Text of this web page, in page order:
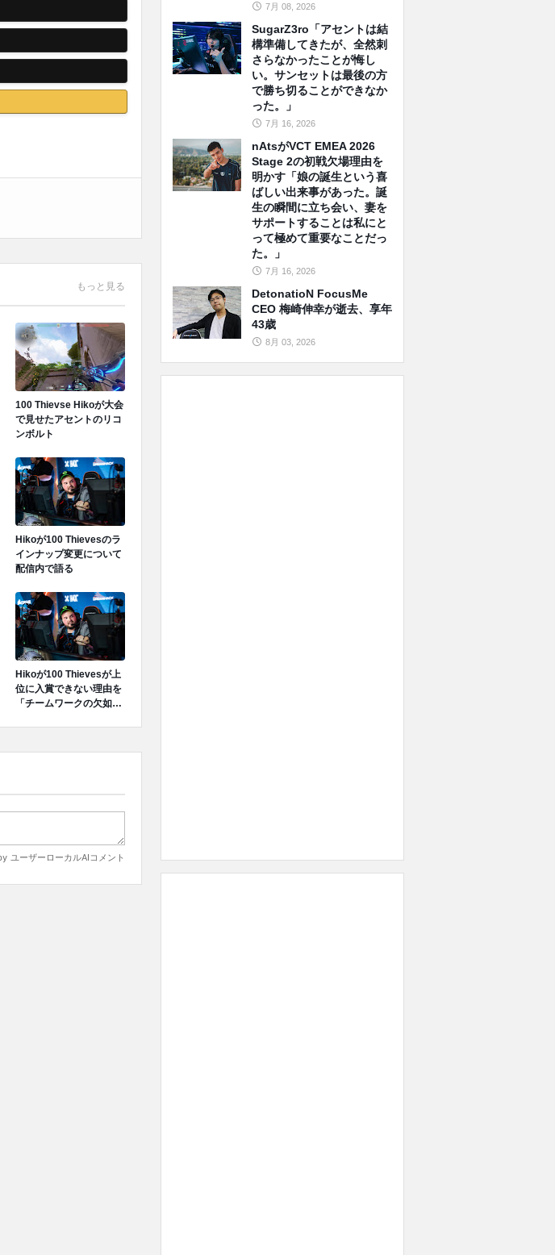
もっと見る
100 Thievse Hikoが大会
で見せたアセントのリコ
ンボルト
Hikoが100 Thievesのラ
インナップ変更について
配信内で語る
Hikoが100 Thievesが上
位に入賞できない理由を
「チームワークの欠如」
7月 08, 2026
SugarZ3ro「アセントは結
構準備してきたが、全然刺
さらなかったことが悔し
い。サンセットは最後の方
で勝ち切ることができなか
った。」
7月 16, 2026
nAtsがVCT EMEA 2026
Stage 2の初戦欠場理由を
明かす「娘の誕生という喜
ばしい出来事があった。誕
生の瞬間に立ち会い、妻を
サポートすることは私にと
って極めて重要なことだっ
た。」
7月 16, 2026
DetonatioN FocusMe
CEO 梅崎伸幸が逝去、享年
43歳
8月 03, 2026